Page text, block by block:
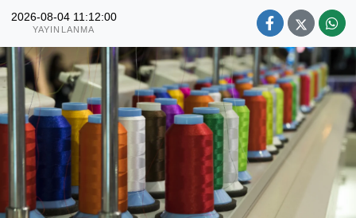
2026-08-04 11:12:00
YAYINLANMA